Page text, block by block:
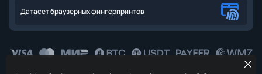
Датасет браузерных фингерпринтов